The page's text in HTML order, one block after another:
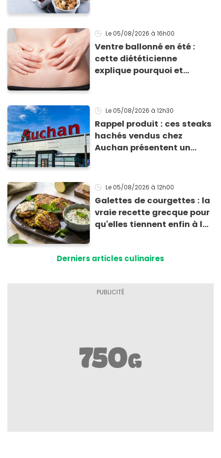
Le 05/08/2026 à 16h00
Ventre ballonné en été :
cette diététicienne
explique pourquoi et
Le 05/08/2026 à 12h30
Rappel produit : ces steaks
hachés vendus chez
Auchan présentent un
Le 05/08/2026 à 12h00
Galettes de courgettes : la
vraie recette grecque pour
qu'elles tiennent enfin à la
Derniers articles culinaires